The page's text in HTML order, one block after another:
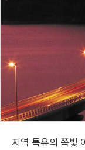
지역 특유의 쪽빛